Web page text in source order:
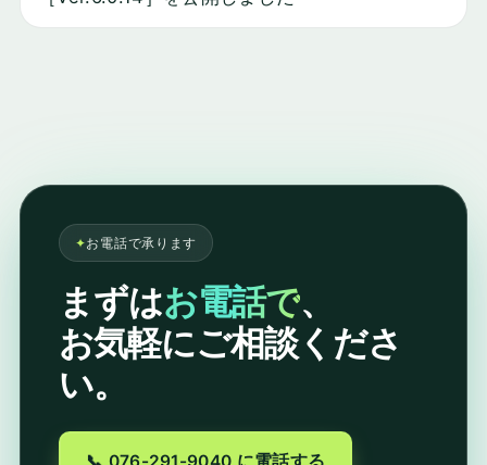
✦お電話で承ります
まずはお電話で、
お気軽にご相談くださ
い。